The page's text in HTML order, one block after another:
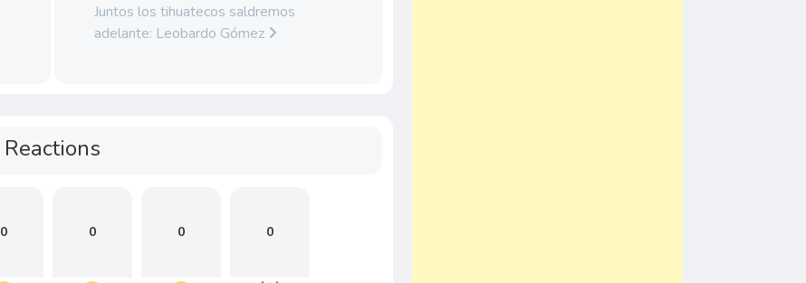
Juntos los tihuatecos saldremos
adelante: Leobardo Gómez
Reactions
0 0 0 0